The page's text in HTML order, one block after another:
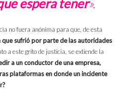
espera tener».
no fuera anónima para que, de esta
que sufrió por parte de las autoridades
a este grito de justicia, se extiende la
a un conductor de una empresa,
plataformas en donde un incidente